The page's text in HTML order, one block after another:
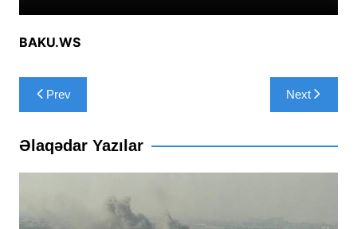
BAKU.WS
Yazı
naviqasiyası
Prev Next
Əlaqədar Yazılar